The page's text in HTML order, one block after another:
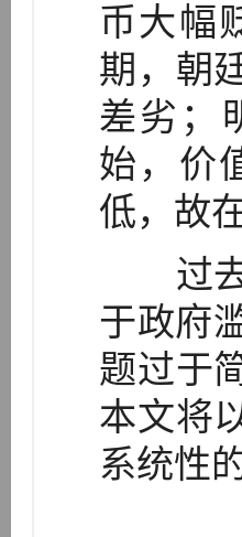
币大幅
期，朝
差劣；
始，价
低，故
过去
于政府
题过于
本文将
系统性